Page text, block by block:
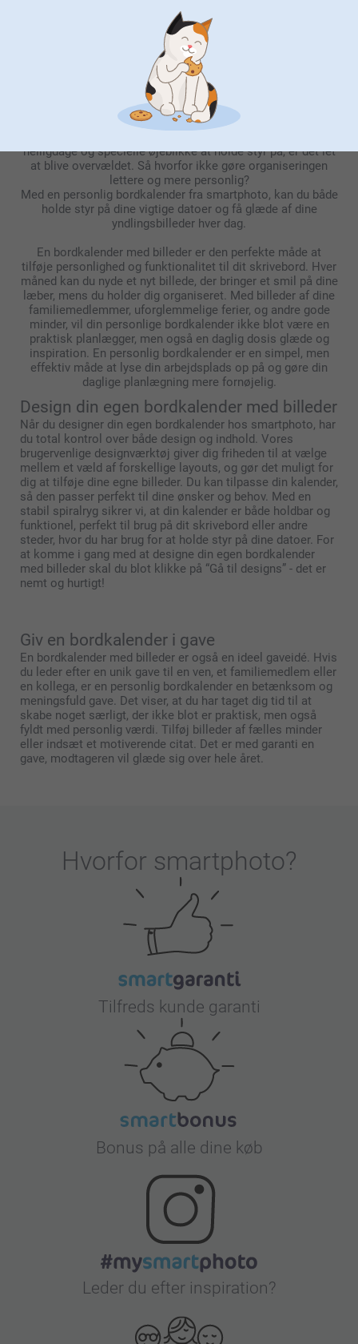
Fordelene ved en
bordkalender
At holde styr på alle dine vigtige dage og begivenheder kan
helligdage og specielle øjeblikke at holde styr på, er det let
at blive overvældet. Så hvorfor ikke gøre organiseringen
lettere og mere personlig?
Med en personlig bordkalender fra smartphoto, kan du både
holde styr på dine vigtige datoer og få glæde af dine
yndlingsbilleder hver dag.
En bordkalender med billeder er den perfekte måde at
tilføje personlighed og funktionalitet til dit skrivebord. Hver
måned kan du nyde et nyt billede, der bringer et smil på dine
læber, mens du holder dig organiseret. Med billeder af dine
familiemedlemmer, uforglemmelige ferier, og andre gode
minder, vil din personlige bordkalender ikke blot være en
praktisk planlægger, men også en daglig dosis glæde og
inspiration. En personlig bordkalender er en simpel, men
effektiv måde at lyse din arbejdsplads op på og gøre din
daglige planlægning mere fornøjelig.
Design din egen bordkalender med billeder
Når du designer din egen bordkalender hos smartphoto, har
du total kontrol over både design og indhold. Vores
brugervenlige designværktøj giver dig friheden til at vælge
mellem et væld af forskellige layouts, og gør det muligt for
dig at tilføje dine egne billeder. Du kan tilpasse din kalender,
så den passer perfekt til dine ønsker og behov. Med en
stabil spiralryg sikrer vi, at din kalender er både holdbar og
funktionel, perfekt til brug på dit skrivebord eller andre
steder, hvor du har brug for at holde styr på dine datoer. For
at komme i gang med at designe din egen bordkalender
med billeder skal du blot klikke på “Gå til designs” - det er
nemt og hurtigt!
Giv en bordkalender i gave
En bordkalender med billeder er også en ideel gaveidé. Hvis
du leder efter en unik gave til en ven, et familiemedlem eller
en kollega, er en personlig bordkalender en betænksom og
meningsfuld gave. Det viser, at du har taget dig tid til at
skabe noget særligt, der ikke blot er praktisk, men også
fyldt med personlig værdi. Tilføj billeder af fælles minder
eller indsæt et motiverende citat. Det er med garanti en
gave, modtageren vil glæde sig over hele året.
Hvorfor smartphoto?
Tilfreds kunde garanti
Bonus på alle dine køb
Leder du efter inspiration?